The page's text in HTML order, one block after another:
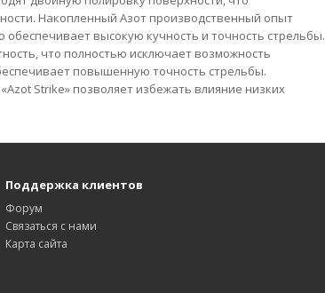
Накопленный Азот производственный опыт
высокую кучность и точность стрельбы.
что полностью исключает возможность
повышенную точность стрельбы.
Strike» позволяет избежать влияние низких
Поддержка клиентов
Форум
Связаться с нами
Карта сайта